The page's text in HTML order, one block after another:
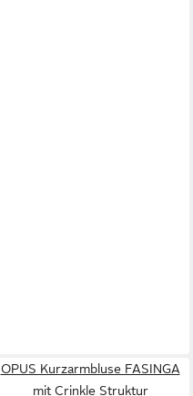
OPUS Kurzarmbluse FASINGA
mit Crinkle Struktur